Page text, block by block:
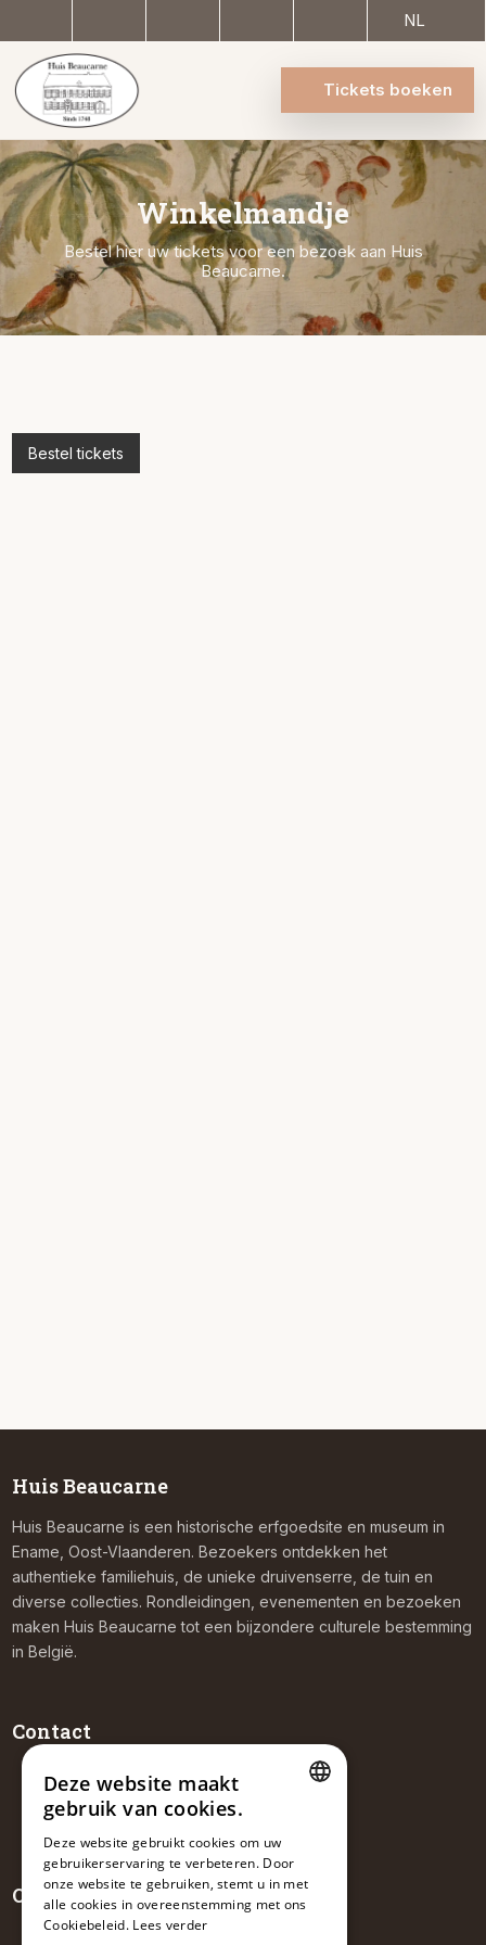
NL
Tickets boeken
Winkelmandje
Bestel hier uw tickets voor een bezoek aan Huis
Beaucarne.
Bestel tickets
Huis Beaucarne
Huis Beaucarne is een historische erfgoedsite en museum in
Ename, Oost-Vlaanderen. Bezoekers ontdekken het
authentieke familiehuis, de unieke druivenserre, de tuin en
diverse collecties. Rondleidingen, evenementen en bezoeken
maken Huis Beaucarne tot een bijzondere culturele bestemming
in België.
Contact
+32 476 30 77 36
info@huisbeaucarne.be
Openingsuren
FRENCH
ENGLISH
Deze website maakt
gebruik van cookies.
Deze website gebruikt cookies om uw
gebruikerservaring te verbeteren. Door
onze website te gebruiken, stemt u in met
alle cookies in overeenstemming met ons
Cookiebeleid. Lees verder